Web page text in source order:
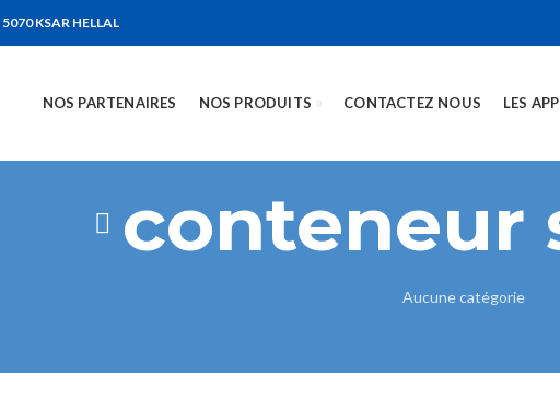
KSAR HELLAL
NOS PARTENAIRES NOS PRODUITS CONTACTEZ NOUS LES
conteneur
Aucune catégorie